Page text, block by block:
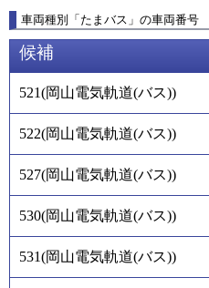
車両種別 「たまバス 」 の車両番号
候補
521(岡山電気軌道(バス))
522(岡山電気軌道(バス))
527(岡山電気軌道(バス))
530(岡山電気軌道(バス))
531(岡山電気軌道(バス))